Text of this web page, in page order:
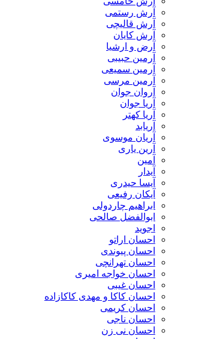
آرش رستمی
آرش قالیچی
آرش کایان
​آرض و ارشیا
آرمین حبیبی
آرمین سمیعی
آرمین مرسی
آروان جوان
آریا جوان
آریا کهتر
آریابد
آریان موسوی
آرین یاری
آمین
آیدار
آیسا حیدری
آیکان رفیعی
ابراهیم چاردولی
ابوالفضل صالحی
اجوید
احسان اراتو
احسان پیوندی
احسان تهرانچی
احسان خواجه امیری
احسان غیبی
احسان کاکا و مهدی کاکازاده
احسان کریمی
احسان ناجی
احسان نی زن